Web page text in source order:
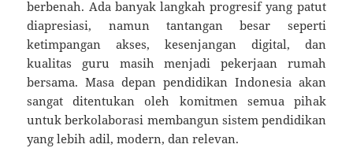
berbenah. Ada banyak langkah progresif yang patut
diapresiasi, namun tantangan besar seperti
ketimpangan akses, kesenjangan digital, dan
kualitas guru masih menjadi pekerjaan rumah
bersama. Masa depan pendidikan Indonesia akan
sangat ditentukan oleh komitmen semua pihak
untuk berkolaborasi membangun sistem pendidikan
yang lebih adil, modern, dan relevan.